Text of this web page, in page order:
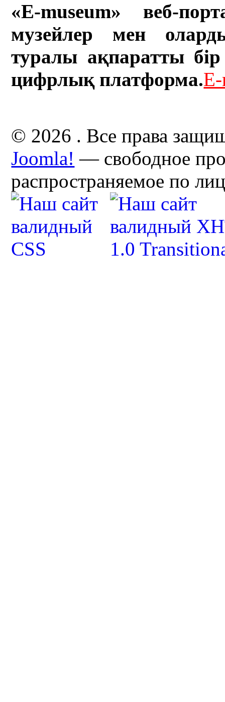
«E-museum» веб-
музейлер мен
туралы ақпаратты бір
цифрлық платформа.
© 2026 . Все права
Joomla! — свободное
распространяемое по